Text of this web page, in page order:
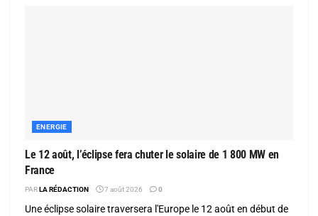
ENERGIE
Le 12 août, l’éclipse fera chuter le solaire de 1 800 MW en
France
PARLA RÉDACTION 7 août 2026 0
Une éclipse solaire traversera l'Europe le 12 août en début de